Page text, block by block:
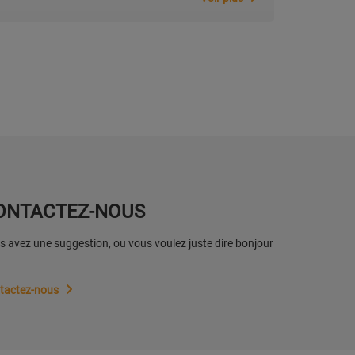
NOUS
avez une suggestion, ou vous voulez juste dire bonjour
nous